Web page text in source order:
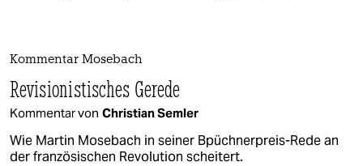
Kommentar Mosebach
Revisionistisches Gerede
Kommentar von Christian Semler
Wie Martin Mosebach in seiner Bpüchnerpreis-Rede an
der französischen Revolution scheitert.